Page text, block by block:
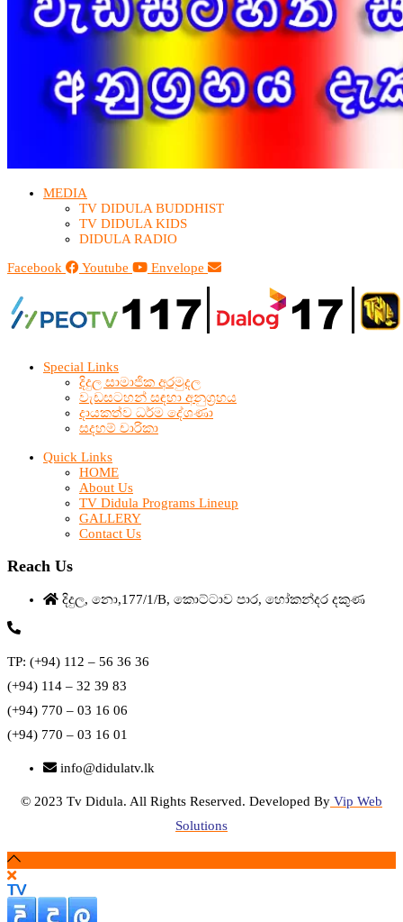
MEDIA
TV DIDULA BUDDHIST​
TV DIDULA KIDS
DIDULA RADIO
Facebook
Youtube Envelope
Special Links
දිදුල සාමාජික අරමුදල
වැඩසටහන් සඳහා අනුග්‍රහය
දායකත්ව ධර්ම දේශණා
සදහම් චාරිකා
Quick Links
HOME
About Us
TV Didula Programs Lineup
GALLERY
Contact Us
Reach Us
දිදුල, නො,177/1/B, කොට්ටාව පාර, හෝකන්දර දකුණ
TP: (+94) 112 – 56 36 36
(+94) 114 – 32 39 83
(+94) 770 – 03 16 06
(+94) 770 – 03 16 01
info@didulatv.lk
© 2023 Tv Didula. All Rights Reserved. Developed By Vip Web
Solutions